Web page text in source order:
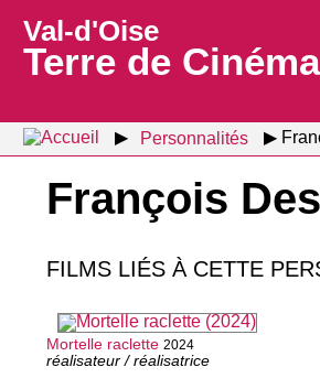
Val-d'Oise
Terre de Cinéma
Personnalités
François
FILMS LIÉS À CETTE
Mortelle raclette 2024
réalisateur / réalisatrice